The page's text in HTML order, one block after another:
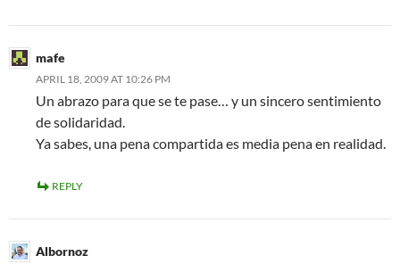
mafe
APRIL 18, 2009 AT 10:26 PM
Un abrazo para que se te pase… y un sincero sentimiento
de solidaridad.
Ya sabes, una pena compartida es media pena en realidad.
REPLY
Albornoz